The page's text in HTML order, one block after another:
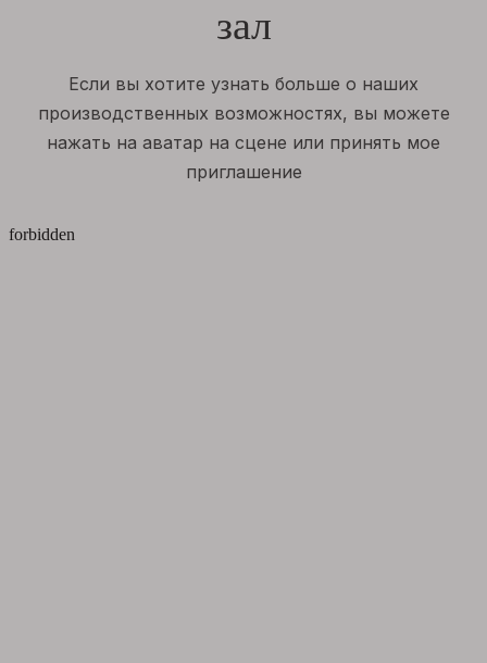
зал
Если вы хотите узнать больше о наших
производственных возможностях, вы можете
нажать на аватар на сцене или принять мое
приглашение